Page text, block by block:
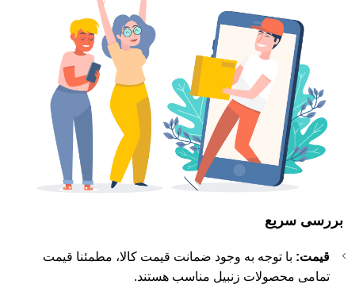
بررسی سریع
قیمت: با توجه به وجود ضمانت قیمت کالا، مطمئنا قیمت
تمامی محصولات زنبیل مناسب هستند.